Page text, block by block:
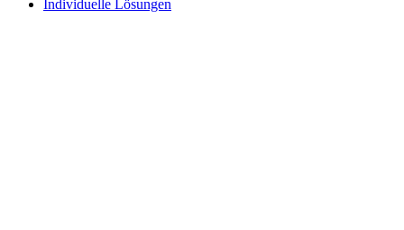
Individuelle Lösungen